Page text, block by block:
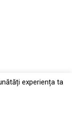
experiența ta